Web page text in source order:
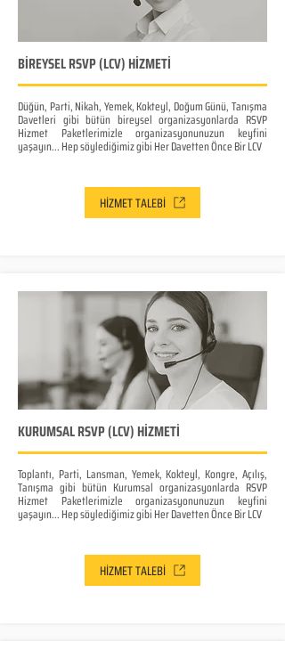
BİREYSEL RSVP (LCV) HİZMETİ
Düğün, Parti, Nikah, Yemek, Kokteyl, Doğum Günü, Tanışma
Davetleri gibi bütün bireysel organizasyonlarda RSVP
Hizmet Paketlerimizle organizasyonunuzun keyfini
yaşayın... Hep söylediğimiz gibi Her Davetten Önce Bir LCV
HİZMET TALEBİ
KURUMSAL RSVP (LCV) HİZMETİ
Toplantı, Parti, Lansman, Yemek, Kokteyl, Kongre, Açılış,
Tanışma gibi bütün Kurumsal organizasyonlarda RSVP
Hizmet Paketlerimizle organizasyonunuzun keyfini
yaşayın... Hep söylediğimiz gibi Her Davetten Önce Bir LCV
HİZMET TALEBİ